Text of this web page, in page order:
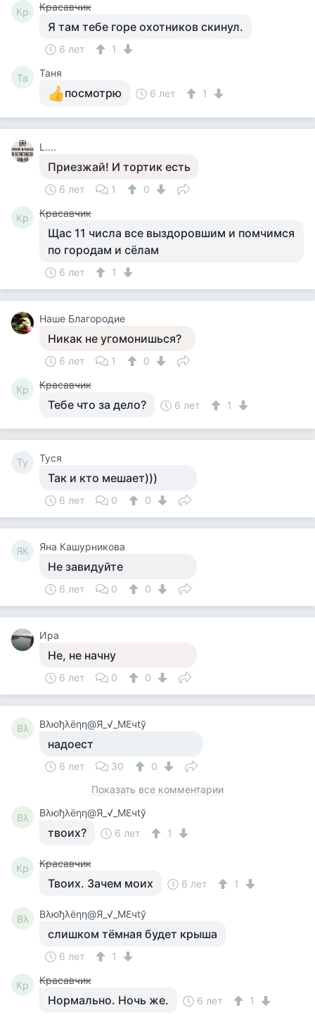
Кр Красавчик
Я там тебе горе охотников скинул.
6 лет 1
Та Таня
посмотрю 6 лет 1
L….
Приезжай! И тортик есть
6 лет 1 0
Кр Красавчик
Щас 11 числа все выздоровшим и помчимся
по городам и сёлам
6 лет 1
Наше Благородие
Никак не угомонишься?
6 лет 1 0
Кр Красавчик
Тебе что за дело? 6 лет 1
Ty Tycя
Так и кто мешает)))
6 лет 0 0
ЯК Яна Кашурникова
Не завидуйте
6 лет 0 0
Ира
Не, не начну
6 лет 0 0
Βλ Βλюђλёηη@Я_√_Мℇчtў
надоест
6 лет 30
0
Показать все комментарии
Βλ Βλюђλёηη@Я_√_Мℇчtў
твоих? 6 лет 1
Кр Красавчик
Твоих. Зачем моих 6 лет 1
Βλ Βλюђλёηη@Я_√_Мℇчtў
слишком тёмная будет крыша
6 лет 1
Кр Красавчик
Нормально. Ночь же. 6 лет 1